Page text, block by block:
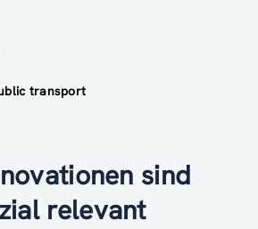
transport
sind
relevant